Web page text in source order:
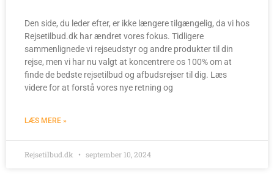
Den side, du leder efter, er ikke længere tilgængelig, da vi hos
Rejsetilbud.dk har ændret vores fokus. Tidligere
sammenlignede vi rejseudstyr og andre produkter til din
rejse, men vi har nu valgt at koncentrere os 100% om at
finde de bedste rejsetilbud og afbudsrejser til dig. Læs
videre for at forstå vores nye retning og
LÆS MERE »
Rejsetilbud.dk september 10, 2024